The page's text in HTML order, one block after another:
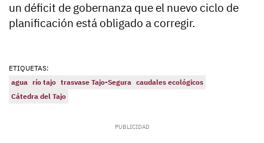
un déficit de gobernanza que el nuevo ciclo de
planificación está obligado a corregir.
ETIQUETAS:
agua río tajo trasvase Tajo-Segura caudales ecológicos
Cátedra del Tajo